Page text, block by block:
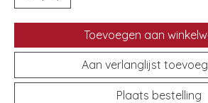
Toevoegen aan
Aan verlanglijst
Plaats bestelling